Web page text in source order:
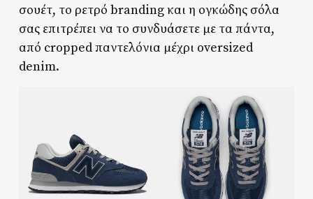
σουέτ, το ρετρό branding και η ογκώδης σόλα
σας επιτρέπει να το συνδυάσετε με τα πάντα,
από cropped παντελόνια μέχρι oversized
denim.